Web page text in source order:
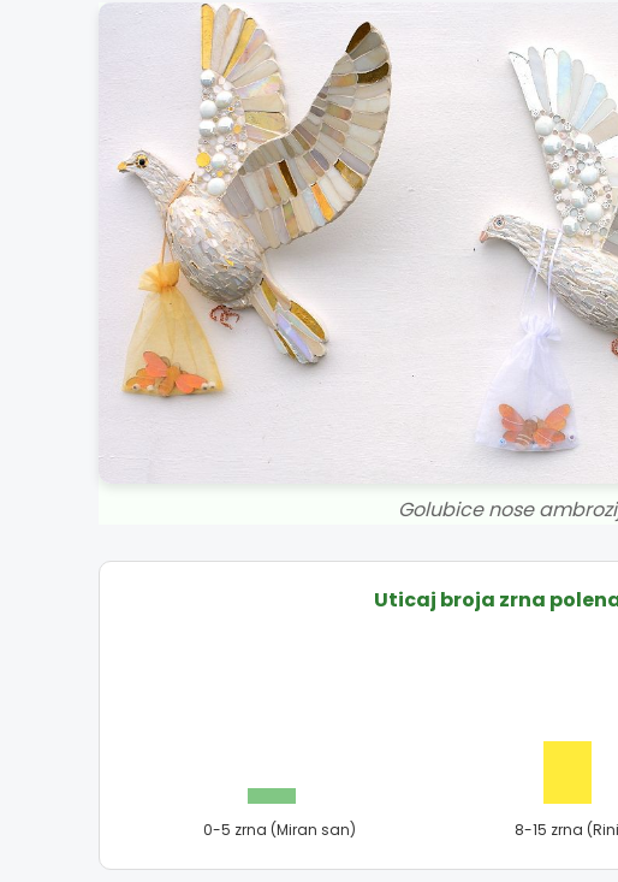
Golubice nose
Uticaj broja zrna
0-5 zrna (Miran san) 8-15 zrna